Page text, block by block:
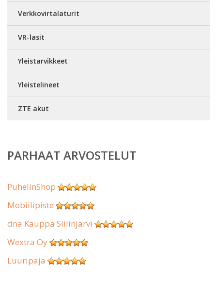
Verkkovirtalaturit
VR-lasit
Yleistarvikkeet
Yleistelineet
ZTE akut
PARHAAT ARVOSTELUT
PuhelinShop
Mobiilipiste
dna Kauppa Siilinjärvi
Wextra Oy
Luuripaja